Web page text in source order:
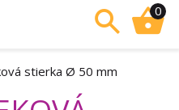
0
stierka Ø 50 mm